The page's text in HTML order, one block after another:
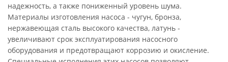
надежность, а также пониженный уровень шума.
Материалы изготовления насоса - чугун, бронза,
нержавеющая сталь высокого качества, латунь -
увеличивают срок эксплуатирования насосного
оборудования и предотвращают коррозию и окисление.